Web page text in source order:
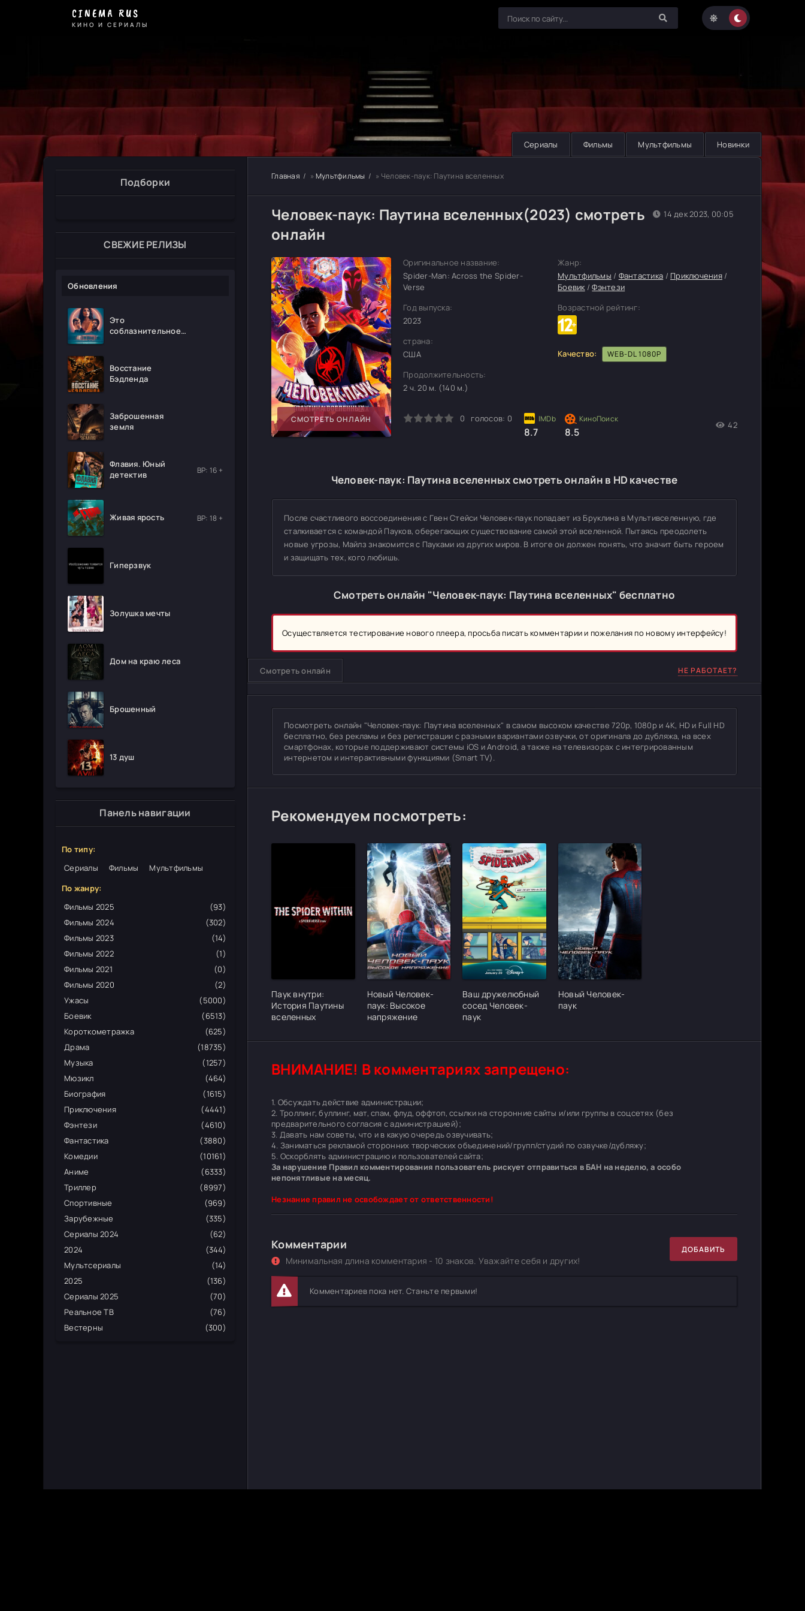
CINEMA RUS
КИНО И СЕРИАЛЫ
Сериалы Фильмы Мультфильмы Новинки
Подборки
СВЕЖИЕ РЕЛИЗЫ
Обновления
Это
соблазнительное
Восстание
Бэдленда
Заброшенная
земля
Флавия. Юный
детектив
ВР: 16 +
Живая ярость ВР: 18 +
Гиперзвук
Золушка мечты
Дом на краю леса
Брошенный
13 душ
Панель навигации
По типу:
Сериалы
Фильмы
Мультфильмы
По жанру:
Фильмы 2025
(93)
Фильмы 2024
(302)
Фильмы 2023
(14)
Фильмы 2022
(1)
Фильмы 2021
(0)
Фильмы 2020
(2)
Ужасы
(5000)
Боевик
(6513)
Короткометражка
(625)
Драма
(18735)
Музыка
(1257)
Мюзикл
(464)
Биография
(1615)
Приключения
(4441)
Фэнтези
(4610)
Фантастика
(3880)
Комедии
(10161)
Аниме
(6333)
Триллер
(8997)
Спортивные
(969)
Зарубежные
(335)
Сериалы 2024
(62)
2024
(344)
Мультсериалы
(14)
2025
(136)
Сериалы 2025
(70)
Реальное ТВ
(76)
Вестерны
(300)
Главная » Мультфильмы » Человек-паук: Паутина вселенных
Человек-паук: Паутина вселенных(2023) смотреть
онлайн
СМОТРЕТЬ ОНЛАЙН
Оригинальное название:
Spider-Man: Across the Spider-
Verse
Год выпуска:
2023
страна:
США
Продолжительность:
2 ч. 20 м. (140 м.)
0 1 2 3 5 0 голосов: 0
8.7 8.5
42
14 дек 2023, 00:05
Жанр:
Мультфильмы / Фантастика / Приключения/
Боевик/Фэнтези
Возрастной рейтинг:
Качество: WEB-DL 1080P
Человек-паук: Паутина вселенных смотреть онлайн в HD качестве
После счастливого воссоединения с Гвен Стейси Человек-паук попадает из Бруклина в Мультивселенную, где
сталкивается с командой Пауков, оберегающих существование самой этой вселенной. Пытаясь преодолеть
новые угрозы, Майлз знакомится с Пауками из других миров. В итоге он должен понять, что значит быть героем
и защищать тех, кого любишь.
Смотреть онлайн "Человек-паук: Паутина вселенных" бесплатно
Осуществляется тестирование нового плеера, просьба писать комментарии и пожелания по новому интерфейсу!
Смотреть онлайн НЕ РАБОТАЕТ?
Посмотреть онлайн "Человек-паук: Паутина вселенных" в самом высоком качестве 720p, 1080p и 4K, HD и Full HD
бесплатно, без рекламы и без регистрации с разными вариантами озвучки, от оригинала до дубляжа, на всех
смартфонах, которые поддерживают системы iOS и Android, а также на телевизорах с интегрированным
интернетом и интерактивными функциями (Smart TV).
Рекомендуем посмотреть:
[/xfgiven_cvh_poster_urlcvh_poster_url]
Паук внутри:
История Паутины
вселенных
[/xfgiven_cvh_poster_urlcvh_poster_url]
Новый Человек-
паук: Высокое
напряжение
[/xfgiven_cvh_poster_urlcvh_poster_url]
Ваш дружелюбный
сосед Человек-
паук
[/xfgiven_cvh_poster_urlcvh_poster_url]
Новый Человек-
паук
ВНИМАНИЕ! В комментариях запрещено:
1. Обсуждать действие администрации;
2. Троллинг, буллинг, мат, спам, флуд, оффтоп, ссылки на сторонние сайты и/или группы в соцсетях (без
предварительного согласия с администрацией);
3. Давать нам советы, что и в какую очередь озвучивать;
4. Заниматься рекламой сторонних творческих объединений/групп/студий по озвучке/дубляжу;
5. Оскорблять администрацию и пользователей сайта;
За нарушение Правил комментирования пользователь рискует отправиться в БАН на неделю, а особо
непонятливые на месяц.
Незнание правил не освобождает от ответственности!
Комментарии
Минимальная длина комментария - 10 знаков. Уважайте себя и других!
ДОБАВИТЬ
Комментариев пока нет. Станьте первыми!